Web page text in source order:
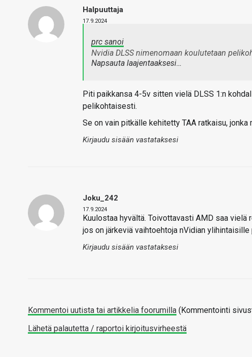
Halpuuttaja
17.9.2024
prc sanoi
Nvidia DLSS nimenomaan koulutetaan
Napsauta laajentaaksesi…
Piti paikkansa 4-5v sitten vielä DLSS 1:n
pelikohtaisesti.
Se on vain pitkälle kehitetty TAA ratkaisu,
Kirjaudu sisään vastataksesi
Joku_242
17.9.2024
Kuulostaa hyvältä. Toivottavasti AMD saa
jos on järkeviä vaihtoehtoja nVidian
Kirjaudu sisään vastataksesi
Kommentoi uutista tai artikkelia foorumilla (Kommentointi
Lähetä palautetta / raportoi kirjoitusvirheestä